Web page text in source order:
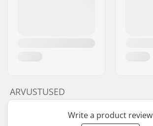
ARVUSTUSED
Write a product review